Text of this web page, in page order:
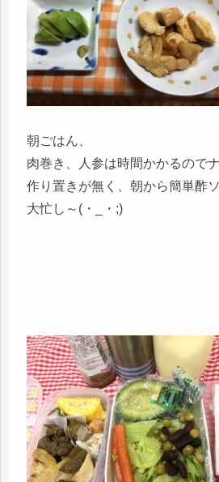
朝ごはん、
肉巻き、人参は時間かかるので
作り置きが無く、朝から簡単酢ソ
大忙し～(・_・;)